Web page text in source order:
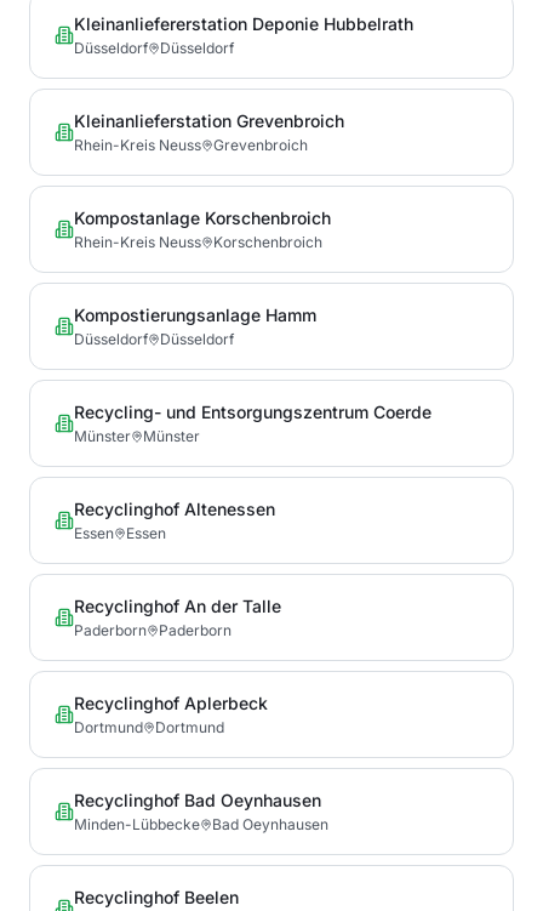
Kleinanliefererstation Deponie Hubbelrath
Düsseldorf Düsseldorf
Kleinanlieferstation Grevenbroich
Rhein-Kreis Neuss Grevenbroich
Kompostanlage Korschenbroich
Rhein-Kreis Neuss Korschenbroich
Kompostierungsanlage Hamm
Düsseldorf Düsseldorf
Recycling- und Entsorgungszentrum Coerde
Münster Münster
Recyclinghof Altenessen
Essen Essen
Recyclinghof An der Talle
Paderborn Paderborn
Recyclinghof Aplerbeck
Dortmund Dortmund
Recyclinghof Bad Oeynhausen
Minden-Lübbecke Bad Oeynhausen
Recyclinghof Beelen